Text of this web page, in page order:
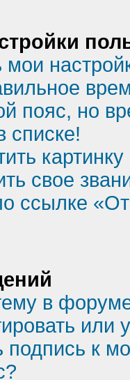
мои
пояс, но
списке!
свое
ссылке
в
или
подпись к